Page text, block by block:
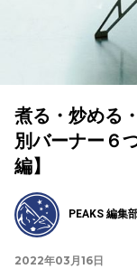
煮る・炒める
別バーナー６
編】
PEAKS 編集
2022年03月16日